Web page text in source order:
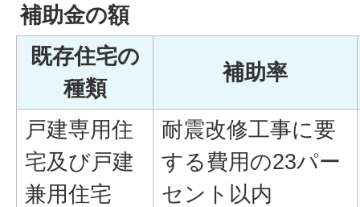
補助金の額
既存住宅の
種類
補助率
戸建専用住
宅及び戸建
兼用住宅
耐震改修工事に要
する費用の23パー
セント以内